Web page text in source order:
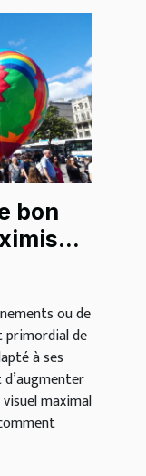
bon
ou de
primordial de
à ses
maximal